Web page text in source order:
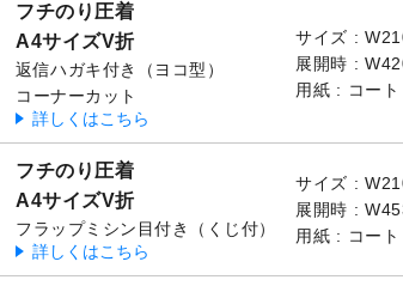
フチのり圧着
A4サイズV折
返信ハガキ付き（ヨコ型）
コーナーカット
詳しくはこちら
サイズ
展開時
用紙
コー
フチのり圧着
A4サイズV折
フラップミシン目付き（くじ付）
詳しくはこちら
サイズ
展開時
用紙
コー